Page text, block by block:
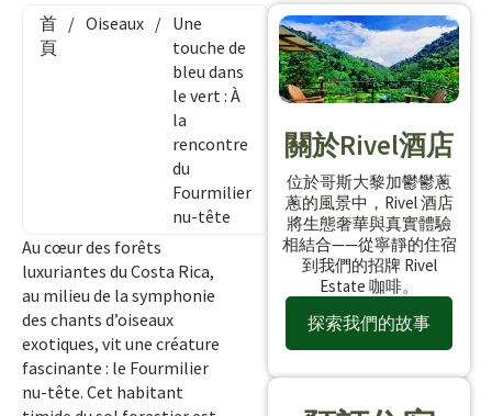
首
頁
/ Oiseaux / Une
touche de
bleu dans
le vert : À
la
rencontre
du
Fourmilier
nu-tête
Au cœur des forêts
luxuriantes du Costa Rica,
au milieu de la symphonie
des chants d’oiseaux
exotiques, vit une créature
fascinante : le Fourmilier
nu-tête. Cet habitant
關於Rivel酒店
位於哥斯大黎加鬱鬱蔥
蔥的風景中，Rivel 酒店
將生態奢華與真實體驗
相結合——從寧靜的住宿
到我們的招牌 Rivel
Estate 咖啡。
探索我們的故事